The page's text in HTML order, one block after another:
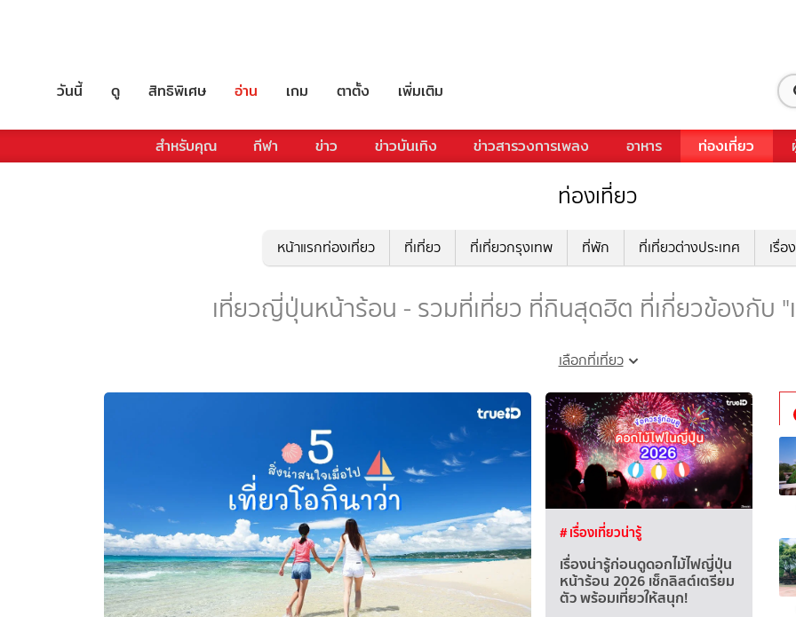
วันนี้ ดู สิทธิพิเศษ อ่าน เกม ตาตั้ง เพิ่มเติม
สำหรับคุณ กีฬา ข่าว ข่าวบันเทิง ข่าวสารวงการเพลง อาหาร ท่องเที่ยว
ท่องเที่ยว
หน้าแรกท่องเที่ยว ที่เที่ยว ที่เที่ยวกรุงเทพ ที่พัก ที่เที่ยวต่างประเทศ เรื่อ
เที่ยวญี่ปุ่นหน้าร้อน - รวมที่เที่ยว ที่กินสุดฮิต ที่เกี่ยวข้องกับ
เลือกที่เที่ยว
# เรื่องเที่ยวน่ารู้
เรื่องน่ารู้ก่อนดูดอกไม้ไฟญี่ปุ่น
หน้าร้อน 2026 เช็กลิสต์เตรียม
ตัว พร้อมเที่ยวให้สนุก!